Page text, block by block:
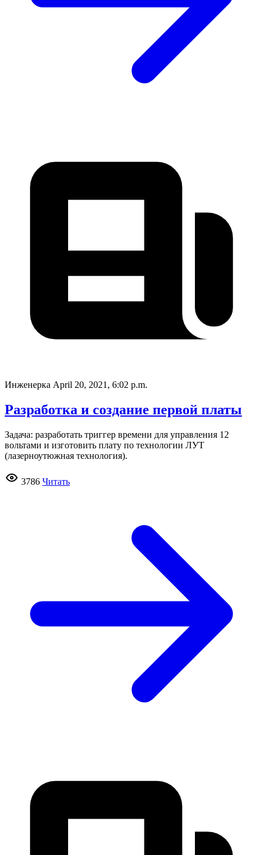
Инженерка April 20, 2021, 6:02 p.m.
Разработка и создание первой платы
Задача: разработать триггер времени для управления 12
вольтами и изготовить плату по технологии ЛУТ
(лазерноутюжная технология).
3786 Читать